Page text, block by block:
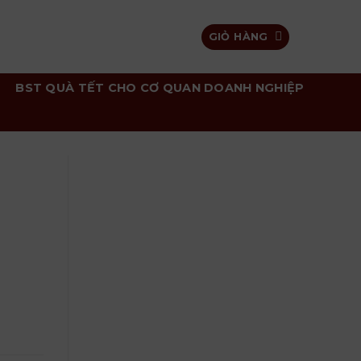
GIỎ HÀNG
BST QUÀ TẾT CHO CƠ QUAN DOANH NGHIỆP